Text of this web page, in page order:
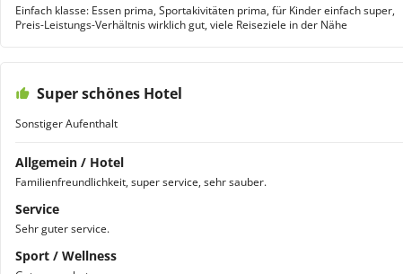
Einfach klasse: Essen prima, Sportakivitäten prima, für Kinder einfach super,
Preis-Leistungs-Verhältnis wirklich gut, viele Reiseziele in der Nähe
Super schönes Hotel
Sonstiger Aufenthalt
Allgemein / Hotel
Familienfreundlichkeit, super service, sehr sauber.
Service
Sehr guter service.
Sport / Wellness